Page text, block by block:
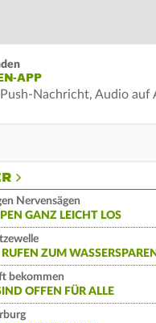
APP
Push-Nachricht, Audio auf
Nervensägen
GANZ LEICHT LOS
ZUM
bekommen
OFFEN FÜR ALLE